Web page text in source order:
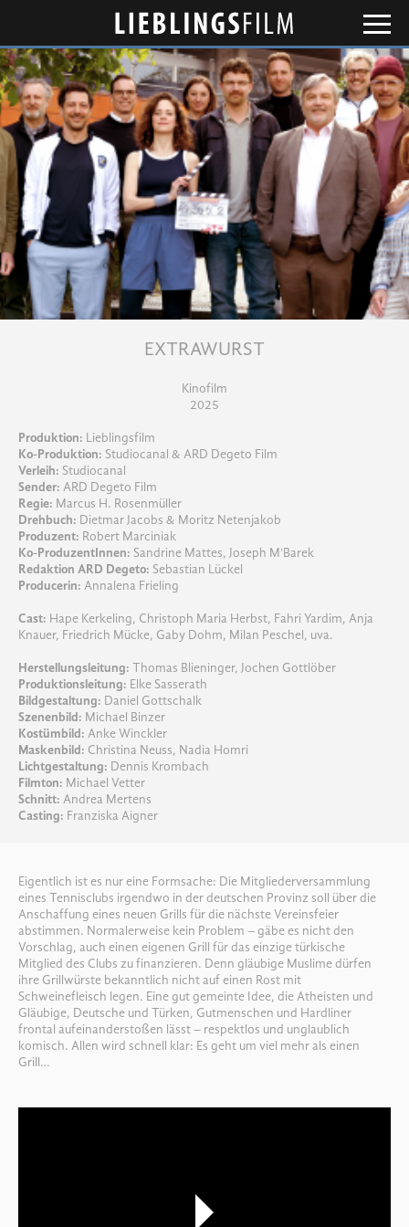
Lieblingsfilm
EXTRAWURST
Kinofilm
2025
Produktion: Lieblingsfilm
Ko-Produktion: Studiocanal & ARD Degeto Film
Verleih: Studiocanal
Sender: ARD Degeto Film
Regie: Marcus H. Rosenmüller
Drehbuch: Dietmar Jacobs & Moritz Netenjakob
Produzent: Robert Marciniak
Ko-ProduzentInnen: Sandrine Mattes, Joseph M'Barek
Redaktion ARD Degeto: Sebastian Lückel
Producerin: Annalena Frieling
Cast: Hape Kerkeling, Christoph Maria Herbst, Fahri Yardim, Anja
Knauer, Friedrich Mücke, Gaby Dohm, Milan Peschel, uva.
Herstellungsleitung: Thomas Blieninger, Jochen Gottlöber
Produktionsleitung: Elke Sasserath
Bildgestaltung: Daniel Gottschalk
Szenenbild: Michael Binzer
Kostümbild: Anke Winckler
Maskenbild: Christina Neuss, Nadia Homri
Lichtgestaltung: Dennis Krombach
Filmton: Michael Vetter
Schnitt: Andrea Mertens
Casting: Franziska Aigner
Eigentlich ist es nur eine Formsache: Die Mitgliederversammlung
eines Tennisclubs irgendwo in der deutschen Provinz soll über die
Anschaffung eines neuen Grills für die nächste Vereinsfeier
abstimmen. Normalerweise kein Problem – gäbe es nicht den
Vorschlag, auch einen eigenen Grill für das einzige türkische
Mitglied des Clubs zu finanzieren. Denn gläubige Muslime dürfen
ihre Grillwürste bekanntlich nicht auf einen Rost mit
Schweinefleisch legen. Eine gut gemeinte Idee, die Atheisten und
Gläubige, Deutsche und Türken, Gutmenschen und Hardliner
frontal aufeinanderstoßen lässt – respektlos und unglaublich
komisch. Allen wird schnell klar: Es geht um viel mehr als einen
Grill…